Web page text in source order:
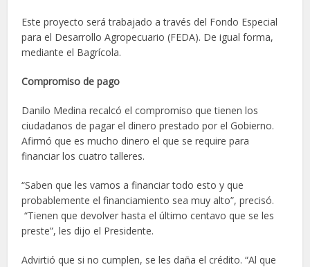
Este proyecto será trabajado a través del Fondo Especial
para el Desarrollo Agropecuario (FEDA). De igual forma,
mediante el Bagrícola.
Compromiso de pago
Danilo Medina recalcó el compromiso que tienen los
ciudadanos de pagar el dinero prestado por el Gobierno.
Afirmó que es mucho dinero el que se require para
financiar los cuatro talleres.
“Saben que les vamos a financiar todo esto y que
probablemente el financiamiento sea muy alto”, precisó.
“Tienen que devolver hasta el último centavo que se les
preste”, les dijo el Presidente.
Advirtió que si no cumplen, se les daña el crédito. “Al que